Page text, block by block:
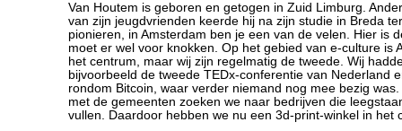
Van Houtem is geboren en getogen in Zuid Limburg.
van zijn jeugdvrienden keerde hij na zijn studie in Breda
pionieren, in Amsterdam ben je een van de velen. Hier is
moet er wel voor knokken. Op het gebied van e-culture is
het centrum, maar wij zijn regelmatig de tweede. Wij
bijvoorbeeld de tweede TEDx-conferentie van Nederland
rondom Bitcoin, waar verder niemand nog mee bezig
met de gemeenten zoeken we naar bedrijven die
vullen. Daardoor hebben we nu een 3d-print-winkel in het